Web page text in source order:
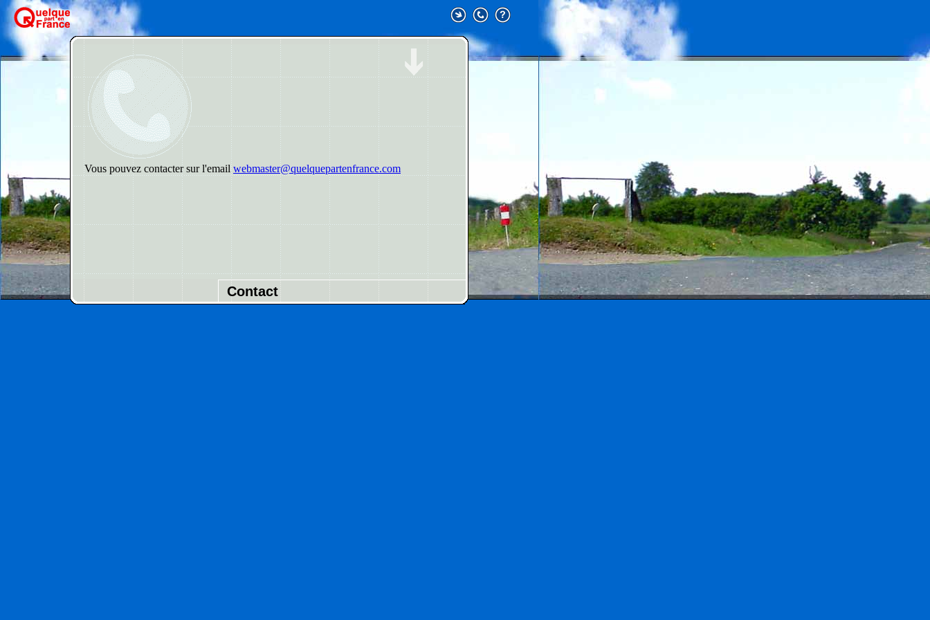
Vous pouvez contacter sur l'emailwebmaster@quelquepartenfrance.com
Contact